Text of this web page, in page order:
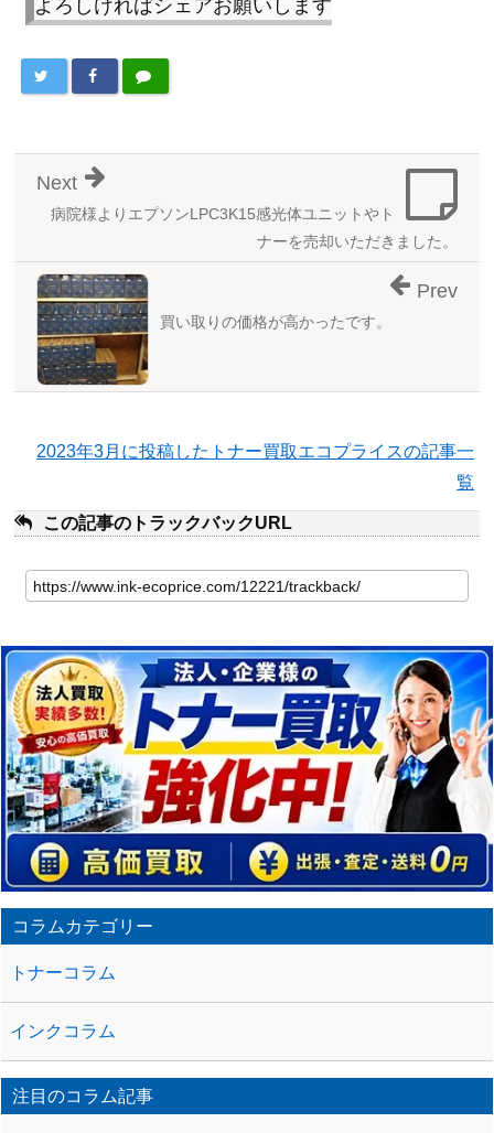
よろしければシェアお願いします
病院様よりエプソンLPC3K15感光体ユニットやト
ナーを売却いただきました。
Next
買い取りの価格が高かったです。
Prev
2023年3月に投稿したトナー買取エコプライスの記事一
覧
この記事のトラックバックURL
の
事
の
ト
ラ
ッ
ク
バ
ッ
ク
URL
コラムカテゴリー
トナーコラム
インクコラム
注目のコラム記事